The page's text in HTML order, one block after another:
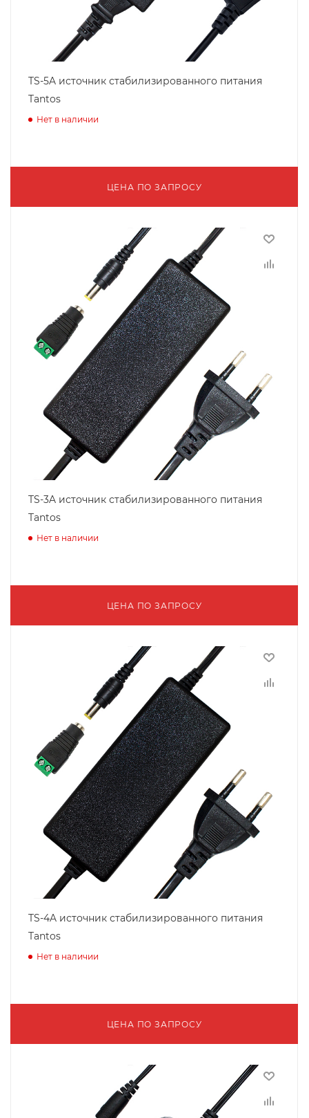
TS-5A источник стабилизированного питания
Tantos
Нет в наличии
ЦЕНА ПО ЗАПРОСУ
TS-3A источник стабилизированного питания
Tantos
Нет в наличии
ЦЕНА ПО ЗАПРОСУ
TS-4A источник стабилизированного питания
Tantos
Нет в наличии
ЦЕНА ПО ЗАПРОСУ